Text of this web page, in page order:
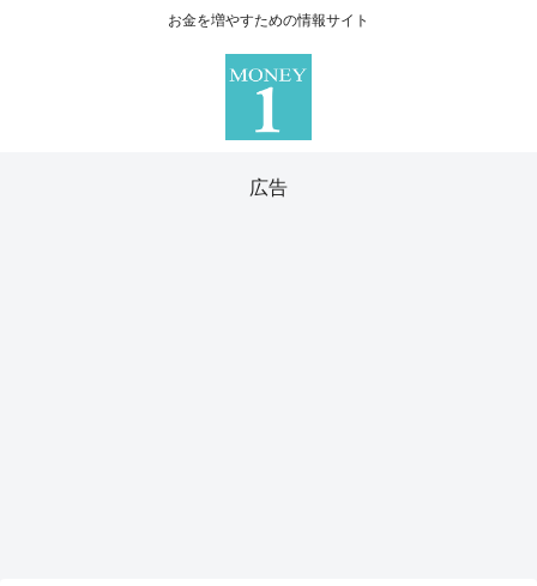
お金を増やすための情報サイト
広告